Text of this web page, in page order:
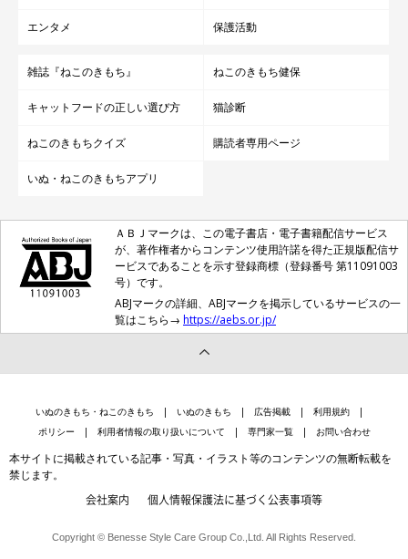
エンタメ 保護活動
雑誌『ねこのきもち』 ねこのきもち健保
キャットフードの正しい選び方 猫診断
ねこのきもちクイズ 購読者専用ページ
いぬ・ねこのきもちアプリ
ＡＢＪマークは、この電子書店・電子書籍配信サービス
が、著作権者からコンテンツ使用許諾を得た正規版配信サ
ービスであることを示す登録商標（登録番号 第11091003
号）です。
ABJマークの詳細、ABJマークを掲示しているサービスの一
覧はこちら→ https://aebs.or.jp/
いぬのきもち・ねこのきもち いぬのきもち 広告掲載
利用規約
ポリシー
利用者情報の取り扱いについて 専門家一覧 お問い合わせ
本サイトに掲載されている記事・写真・イラスト等のコンテンツの無断転載を
禁じます。
会社案内 個人情報保護法に基づく公表事項等
Copyright © Benesse Style Care Group Co.,Ltd. All Rights Reserved.